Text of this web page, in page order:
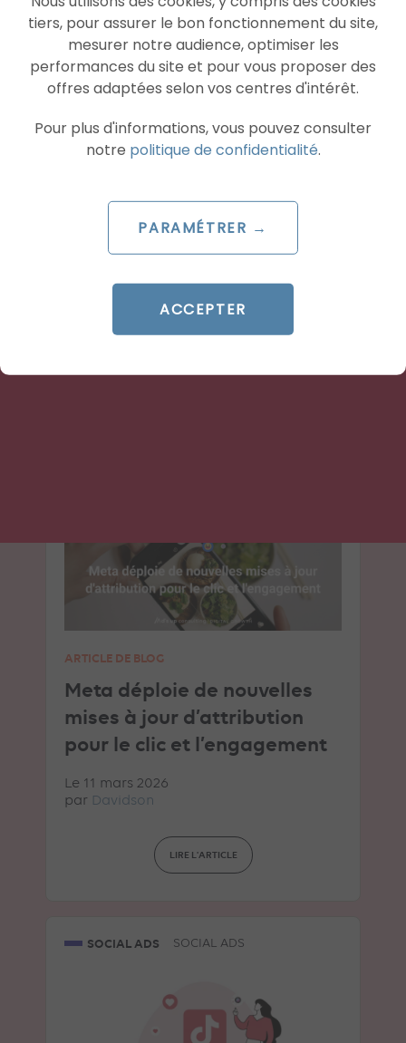
TikTok lance Agentic Hub :
les AI Skills qui redéfinissent
le pilotage Ads
ARTICLE DE BLOG
Meta déploie de nouvelles
mises à jour d’attribution
pour le clic et l’engagement
Le 11 mars 2026
par Davidson
LIRE L'ARTICLE
SOCIAL ADS SOCIAL ADS
tiers, pour assurer le bon fonctionnement du site,
mesurer notre audience, optimiser les
performances du site et pour vous proposer des
offres adaptées selon vos centres d'intérêt.
Pour plus d'informations, vous pouvez consulter
notre politique de confidentialité.
PARAMÉTRER →
ACCEPTER